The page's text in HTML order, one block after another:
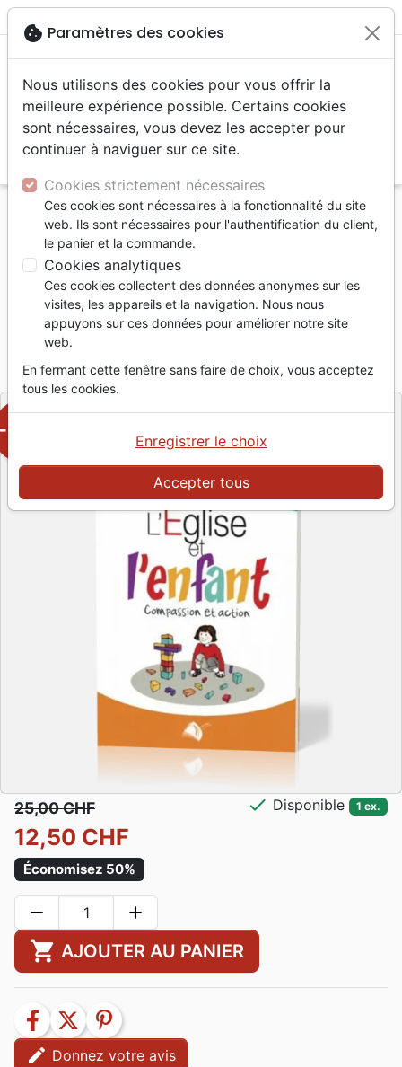
menu
Accueil Livres
Eglise
EGLISE ET L'ENFANT (L') COMPASSION ET ACTION
EGLISE ET L'ENFANT (L') COMPASSION
ET ACTION
Raymonde Fo
Référence
EditeurViens et Vois
25,00 CHF
12,50 CHF
Économisez 50%
check Disponible 1 ex.
remove add
shopping_cart AJOUTER AU PANIER
facebook twitter
pinterest
edit Donnez votre avis
cookie Paramètres des cookies
Nous utilisons des cookies pour vous offrir la
meilleure expérience possible. Certains cookies
sont nécessaires, vous devez les accepter pour
continuer à naviguer sur ce site.
Cookies strictement nécessaires
Ces cookies sont nécessaires à la fonctionnalité du site
web. Ils sont nécessaires pour l'authentification du client,
le panier et la commande.
Cookies analytiques
Ces cookies collectent des données anonymes sur les
visites, les appareils et la navigation. Nous nous
appuyons sur ces données pour améliorer notre site
web.
En fermant cette fenêtre sans faire de choix, vous acceptez
tous les cookies.
Accepter tous
Enregistrer le choix